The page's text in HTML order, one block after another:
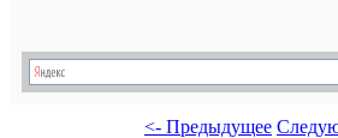
<- Предыдущее